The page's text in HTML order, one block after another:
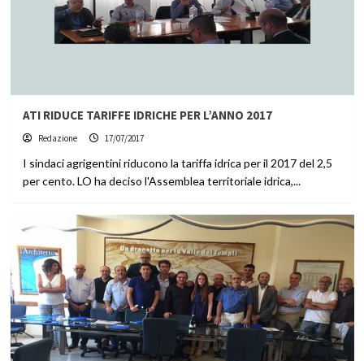
ATI RIDUCE TARIFFE IDRICHE PER L’ANNO 2017
Redazione 17/07/2017
I sindaci agrigentini riducono la tariffa idrica per il 2017 del 2,5
per cento. LO ha deciso l'Assemblea territoriale idrica,...